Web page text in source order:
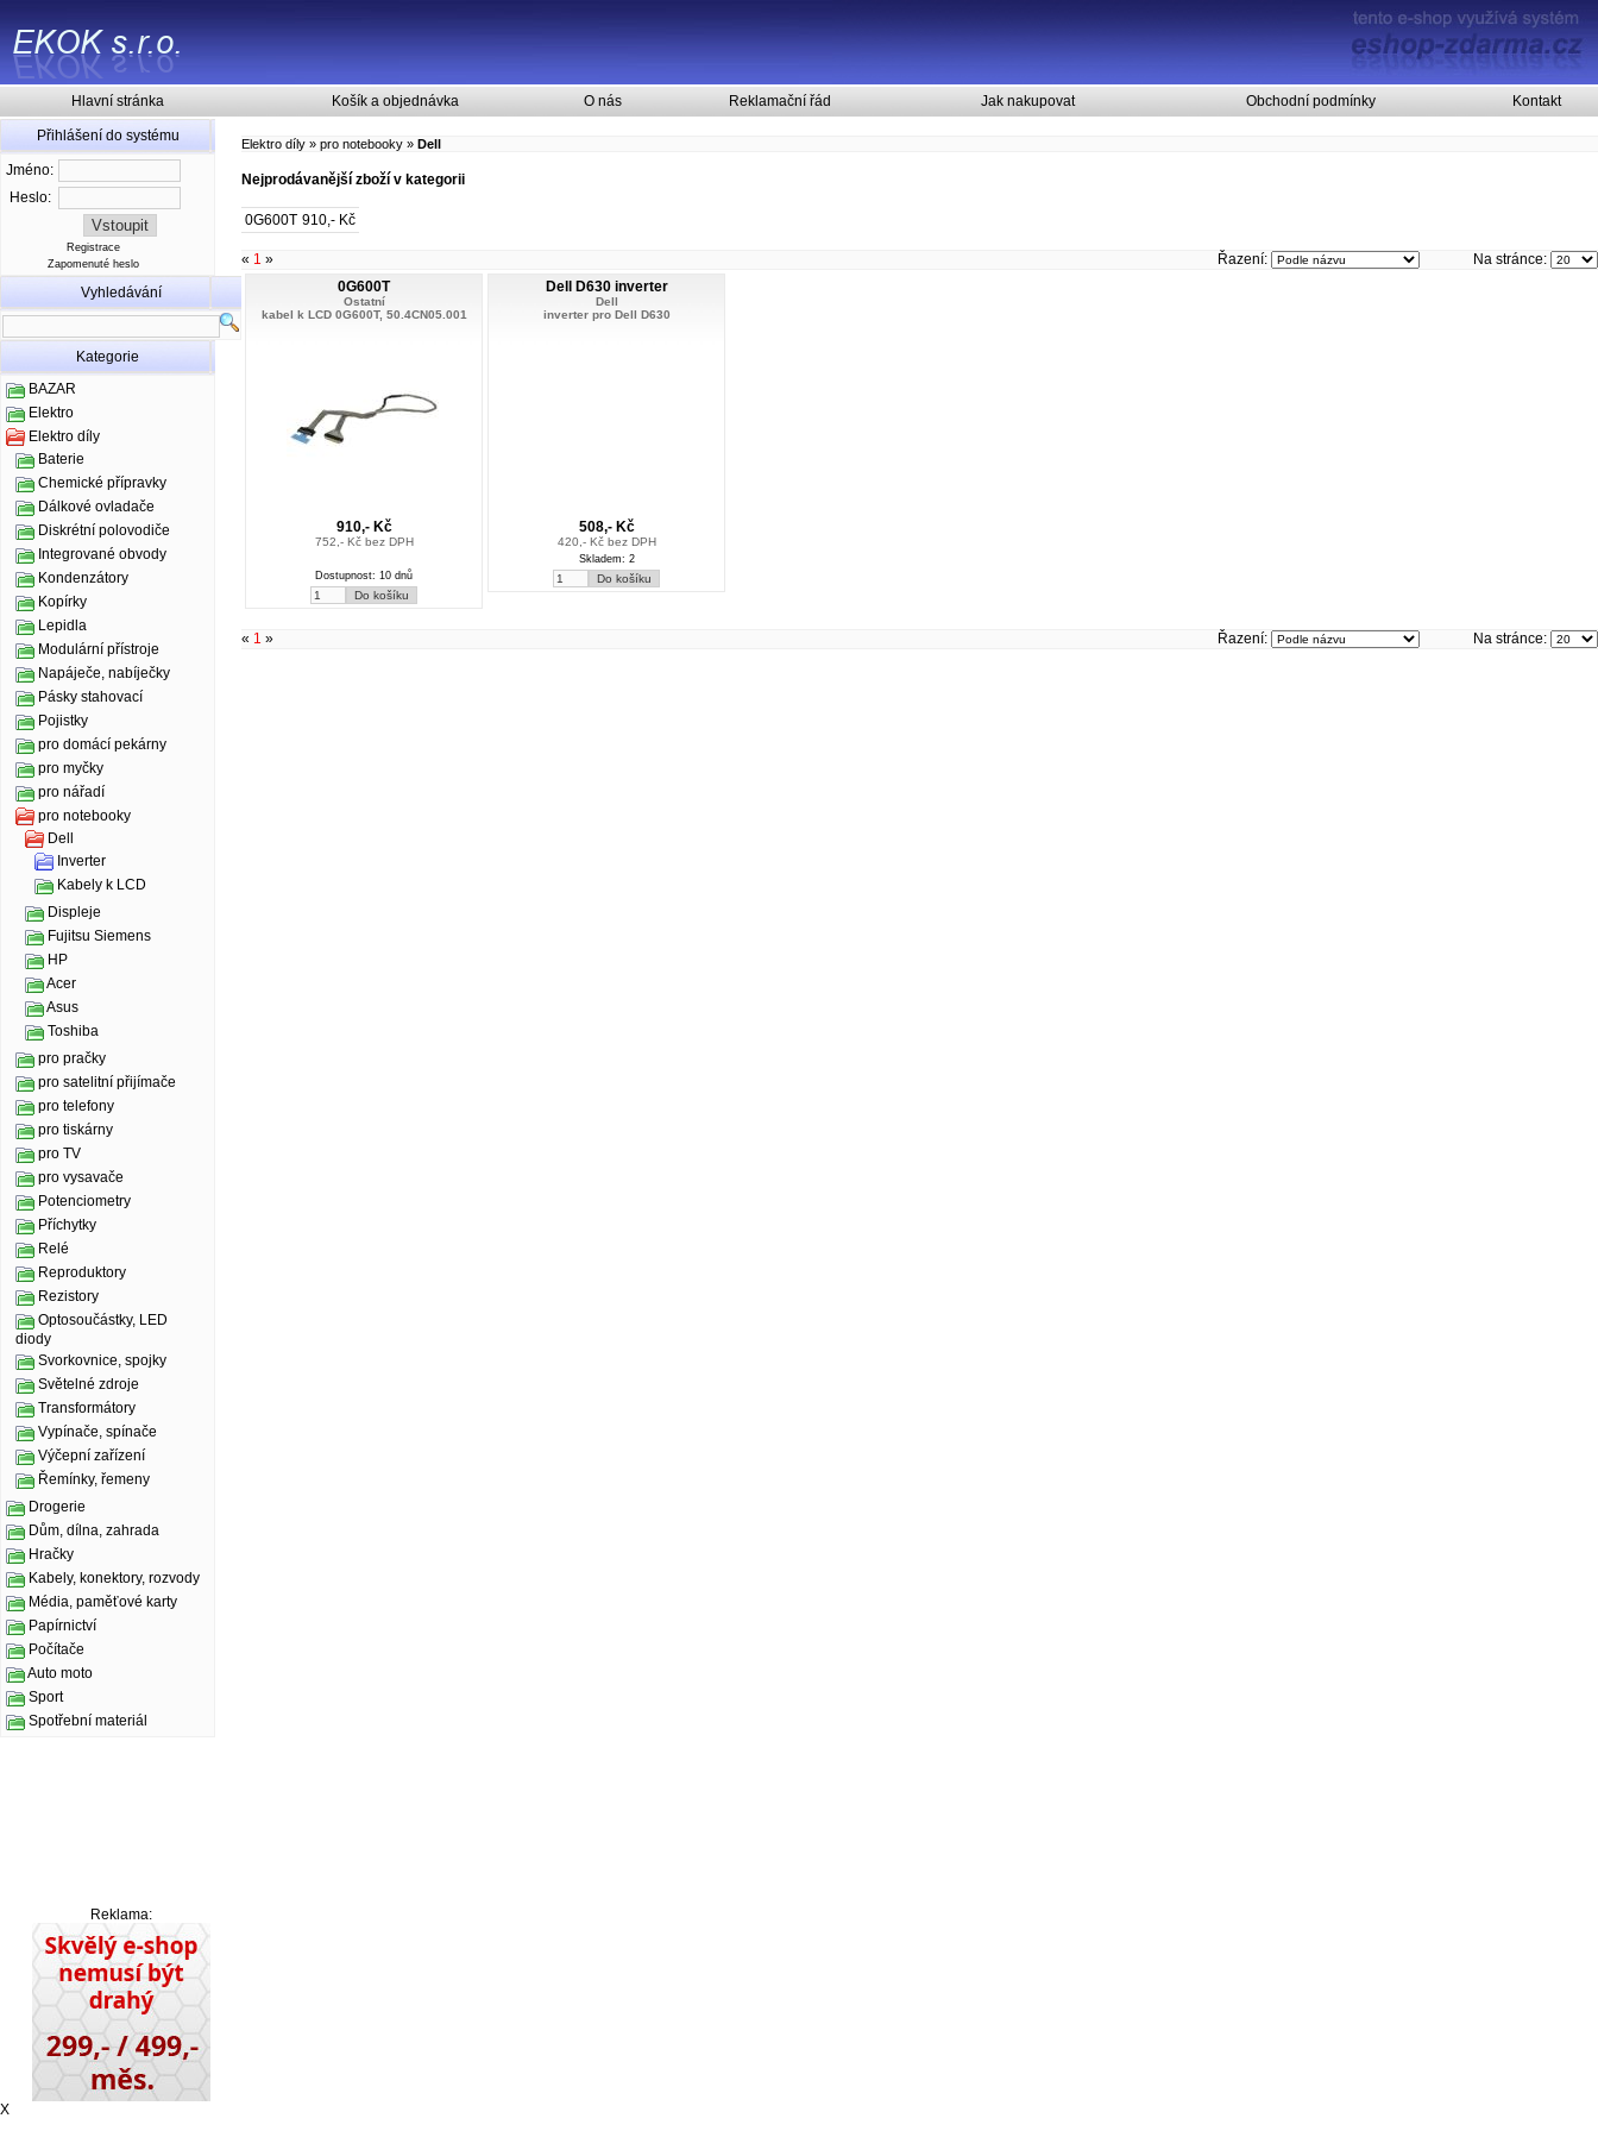
Hlavní stránka Košík a objednávka O nás Reklamační řád Jak nakupovat Obchodní podmínky Kontakt
Přihlášení do systému
Jméno:
Heslo:
Registrace
Zapomenuté heslo
Vyhledávání
Kategorie
BAZAR
Elektro
Elektro díly
Baterie
Chemické přípravky
Dálkové ovladače
Diskrétní polovodiče
Integrované obvody
Kondenzátory
Kopírky
Lepidla
Modulární přístroje
Napáječe, nabíječky
Pásky stahovací
Pojistky
pro domácí pekárny
pro myčky
pro nářadí
pro notebooky
Dell
Inverter
Kabely k LCD
Displeje
Fujitsu Siemens
HP
Acer
Asus
Toshiba
pro pračky
pro satelitní přijímače
pro telefony
pro tiskárny
pro TV
pro vysavače
Potenciometry
Příchytky
Relé
Reproduktory
Rezistory
Optosoučástky, LED
diody
Svorkovnice, spojky
Světelné zdroje
Transformátory
Vypínače, spínače
Výčepní zařízení
Řemínky, řemeny
Drogerie
Dům, dílna, zahrada
Hračky
Kabely, konektory, rozvody
Média, paměťové karty
Papírnictví
Počítače
Auto moto
Sport
Spotřební materiál
Reklama:
Elektro díly » pro notebooky » Dell
Nejprodávanější zboží v kategorii
0G600T 910,- Kč
« 1 » Řazení:
Na stránce:
0G600T
Ostatní
kabel k LCD 0G600T, 50.4CN05.001
910,- Kč
752,- Kč bez DPH
Dostupnost: 10 dnů
Dell D630 inverter
Dell
inverter pro Dell D630
508,- Kč
420,- Kč bez DPH
Skladem: 2
« 1 » Řazení: Na stránce:
X